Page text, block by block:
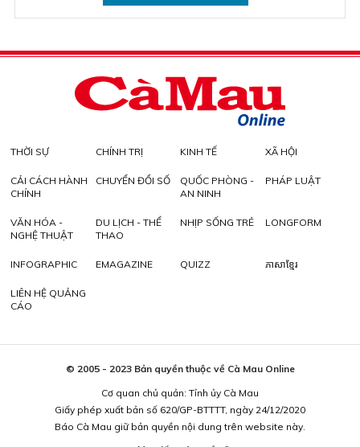
THỜI SỰ CHÍNH TRỊ KINH TẾ XÃ HỘI
CẢI CÁCH HÀNH
CHÍNH
CHUYỂN ĐỔI SỐ
QUỐC PHÒNG -
AN NINH
PHÁP LUẬT
VĂN HÓA -
NGHỆ THUẬT
DU LỊCH - THỂ
THAO
NHỊP SỐNG TRẺ LONGFORM
INFOGRAPHIC EMAGAZINE QUIZZ ភាសាខ្មែរ
LIÊN HỆ QUẢNG
CÁO
© 2005 - 2023 Bản quyền thuộc về Cà Mau Online
Cơ quan chủ quản: Tỉnh ủy Cà Mau
Giấy phép xuất bản số 620/GP-BTTTT, ngày 24/12/2020
Báo Cà Mau giữ bản quyền nội dung trên website này.